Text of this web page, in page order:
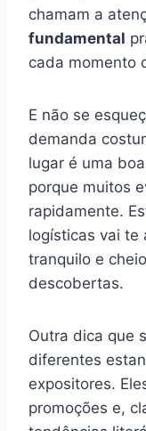
chamam a
fundamental
cada momento
E não se
demanda
lugar é uma
porque muitos
rapidamente.
logísticas vai te
tranquilo e
descobertas.
Outra dica que
diferentes
expositores.
promoções e,